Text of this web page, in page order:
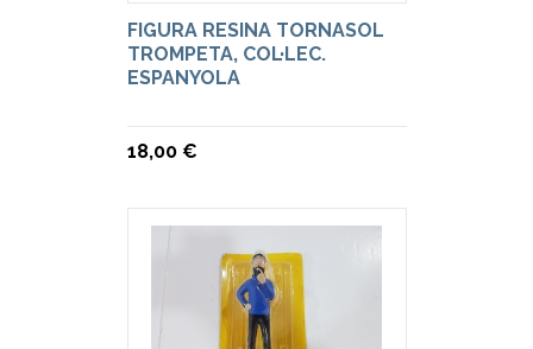
FIGURA RESINA TORNASOL
TROMPETA, COL·LEC.
ESPANYOLA
18,00 €